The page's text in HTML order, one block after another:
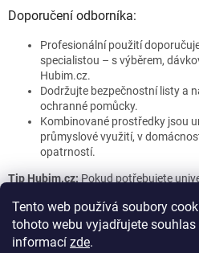
Tento web používá soubory
tohoto webu vyjadřujete
informací zde.
Doporučení odborníka:
Profesionální použití
specialistou – s výběrem,
Hubim.cz.
Dodržujte bezpečnostní listy a
ochranné pomůcky.
Kombinované prostředky jsou
průmyslové využití, v
opatrností.
Tip Hubim.cz:Pokud potřebujete
jsou volba číslo jedna!